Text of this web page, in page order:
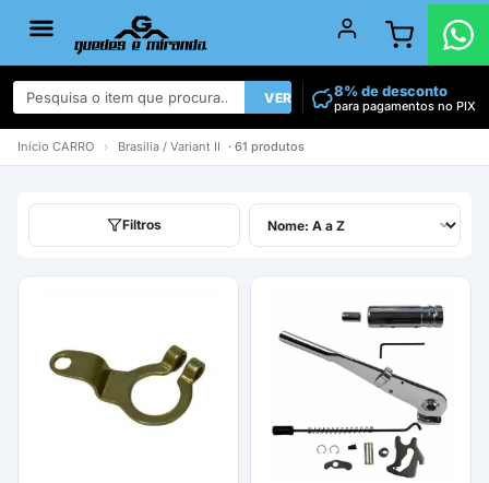
VER TODOS8% de desconto
para pagamentos no PIX
Início CARRO › Brasilia / Variant II · 61 produtos
Filtros